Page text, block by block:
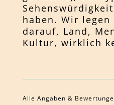
haben. Wir
darauf, Land,
Kultur, wirklich
Alle Angaben &